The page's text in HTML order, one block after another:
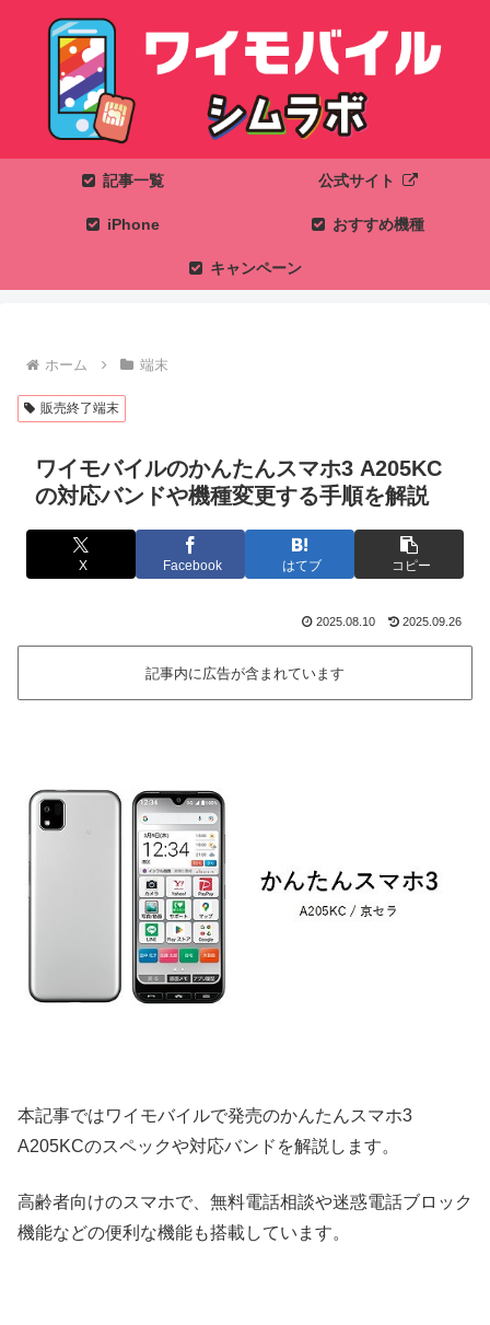
記事一覧 公式サイト
iPhone おすすめ機種
キャンペーン
ホーム 端末
販売終了端末
ワイモバイルのかんたんスマホ3 A205KC
の対応バンドや機種変更する手順を解説
X Facebook はてブ コピー
2025.08.10 2025.09.26
記事内に広告が含まれています
本記事ではワイモバイルで発売のかんたんスマホ3
A205KCのスペックや対応バンドを解説します。
高齢者向けのスマホで、無料電話相談や迷惑電話ブロック
機能などの便利な機能も搭載しています。